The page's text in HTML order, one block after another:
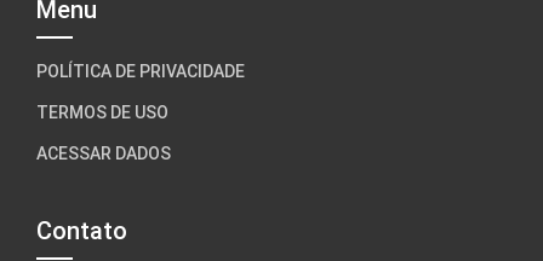
Menu
POLÍTICA DE PRIVACIDADE
TERMOS DE USO
ACESSAR DADOS
Contato